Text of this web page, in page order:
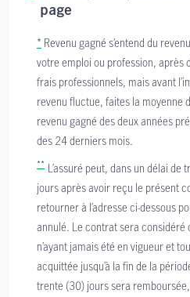
page
* Revenu gagné s’entend du
votre emploi ou profession, après
frais professionnels, mais avant
revenu fluctue, faites la moyenne
revenu gagné des deux années
des 24 derniers mois.
** L’assuré peut, dans un délai de
jours après avoir reçu le présent
retourner à l’adresse ci-dessous
annulé. Le contrat sera considéré
n’ayant jamais été en vigueur et
acquittée jusqu’à la fin de la
trente (30) jours sera